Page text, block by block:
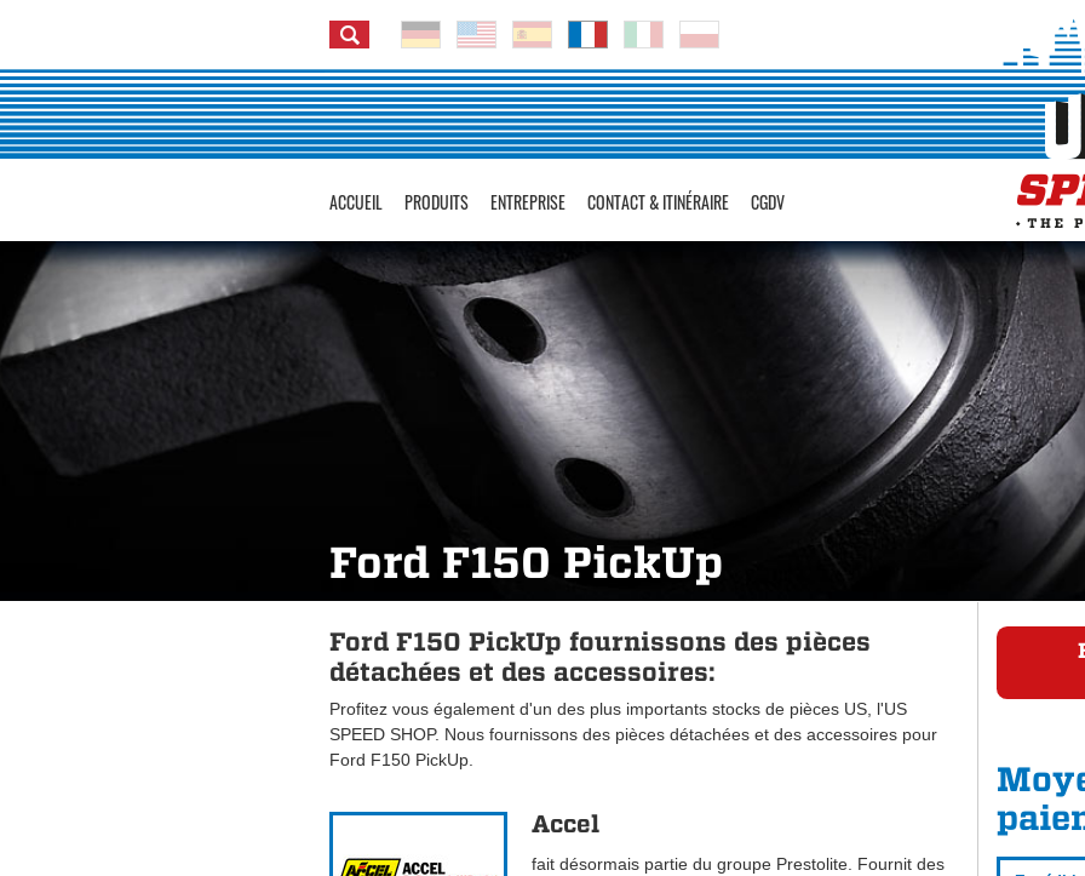
ACCUEIL PRODUITS ENTREPRISE CONTACT & ITINÉRAIRE CGDV
Ford F150 PickUp
Ford F150 PickUp fournissons des pièces
détachées et des accessoires:
Profitez vous également d'un des plus importants stocks de pièces US, l'US
SPEED SHOP. Nous fournissons des pièces détachées et des accessoires pour
Ford F150 PickUp.
Accel
fait désormais partie du groupe Prestolite. Fournit des